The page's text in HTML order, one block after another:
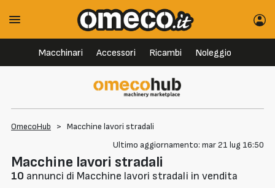
Macchinari Accessori Ricambi Noleggio
OmecoHub > Macchine lavori stradali
Ultimo aggiornamento: mar 21 lug 16:50
Macchine lavori stradali
10 annunci di Macchine lavori stradali in vendita